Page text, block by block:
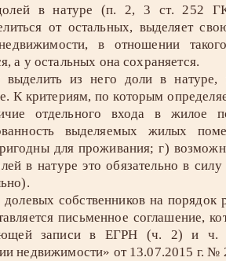
в натуре (п. 2, 3 ст. 252
от остальных, выделяет
в отношении
а у остальных она сохраняется.
из него доли в натуре,
К критериям, по которым
отдельного входа в жилое
выделяемых жилых
для проживания; г)
в натуре это обязательно в
собственников на порядок
письменное соглашение,
записи в ЕГРН (ч. 2)
недвижимости» от 13.07.2015 г.